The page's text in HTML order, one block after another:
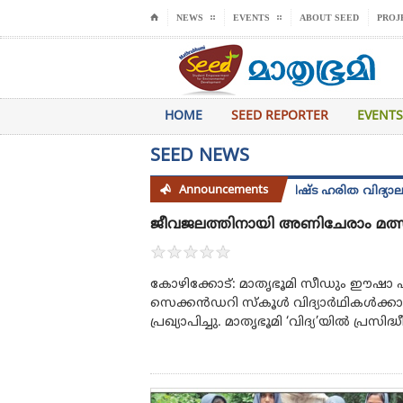
⌂ NEWS EVENTS ABOUT SEED
HOME SEED REPORTER EVENTS
SEED NEWS
Announcements
സീഡ് 2025 -26 അധ്യായന വർഷത്തെ വിശിഷ്ട ഹരിത
ജീവജലത്തിനായി അണിചേരാം
★★★★★
കോഴിക്കോട്: മാതൃഭൂമി സീഡും
സെക്കൻഡറി സ്കൂൾ
പ്രഖ്യാപിച്ചു. മാതൃഭൂമി ‘വിദ്യ’യിൽ